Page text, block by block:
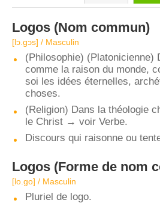
Logos (Nom commun)
[lɔ.ɡɔs] / Masculin
(Philosophie) (Platonicienne)
comme la raison du monde,
soi les idées éternelles,
choses.
(Religion) Dans la théologie
le Christ → voir Verbe.
Discours qui raisonne ou
Logos (Forme de nom
[lo.ɡo] / Masculin
Pluriel de logo.